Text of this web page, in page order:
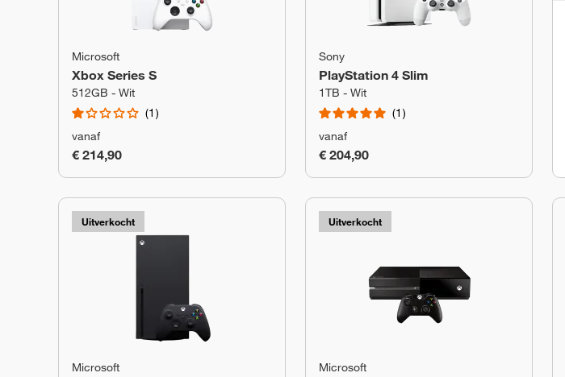
Microsoft
Xbox Series S
512GB - Wit
1
vanaf
€ 214,90
Sony
PlayStation 4 Slim
1TB - Wit
1
vanaf
€ 204,90
Uitverkocht
Microsoft
Uitverkocht
Microsoft